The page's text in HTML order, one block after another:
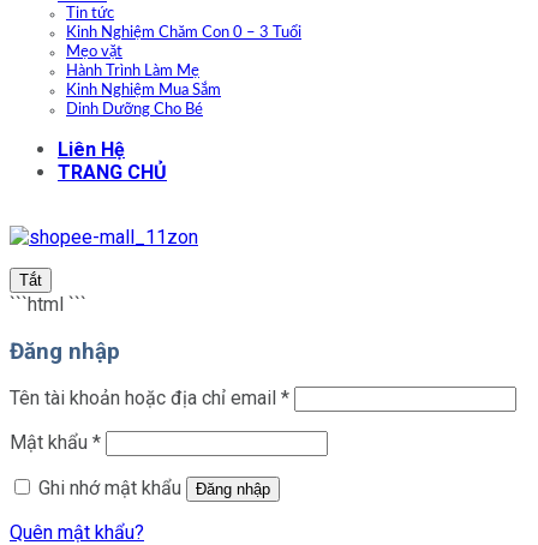
Tin tức
Kinh Nghiệm Chăm Con 0 – 3 Tuổi
Mẹo vặt
Hành Trình Làm Mẹ
Kinh Nghiệm Mua Sắm
Dinh Dưỡng Cho Bé
Liên Hệ
TRANG CHỦ
Tắt
```html ```
Đăng nhập
Tên tài khoản hoặc địa chỉ email *Bắt
Mật khẩu *Bắt
Ghi nhớ mật khẩu
Đăng nhập
Quên mật khẩu?